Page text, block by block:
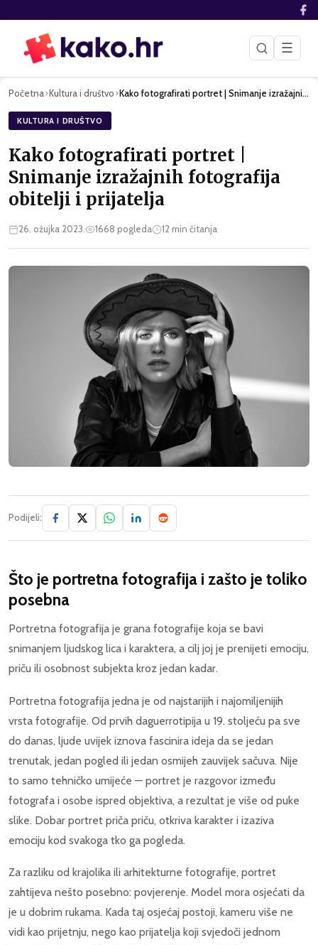
☰
Početna›Kultura i društvo › Kako fotografirati portret | Snimanje izražajnih fotografija…
KULTURA I DRUŠTVO
Kako fotografirati portret |
Snimanje izražajnih fotografija
obitelji i prijatelja
26. ožujka 2023. 1668 pogleda 12min čitanja
Podijeli:
Što je portretna fotografija i zašto je toliko
posebna
Portretna fotografija je grana fotografije koja se bavi
snimanjem ljudskog lica i karaktera, a cilj joj je prenijeti emociju,
priču ili osobnost subjekta kroz jedan kadar.
Portretna fotografija jedna je od najstarijih i najomiljenijih
vrsta fotografije. Od prvih daguerrotipija u 19. stoljeću pa sve
do danas, ljude uvijek iznova fascinira ideja da se jedan
trenutak, jedan pogled ili jedan osmijeh zauvijek sačuva. Nije
to samo tehničko umijeće — portret je razgovor između
fotografa i osobe ispred objektiva, a rezultat je više od puke
slike. Dobar portret priča priču, otkriva karakter i izaziva
emociju kod svakoga tko ga pogleda.
Za razliku od krajolika ili arhitekturne fotografije, portret
zahtijeva nešto posebno: povjerenje. Model mora osjećati da
je u dobrim rukama. Kada taj osjećaj postoji, kameru više ne
vidi kao prijetnju, nego kao prijatelja koji svjedoči jednom